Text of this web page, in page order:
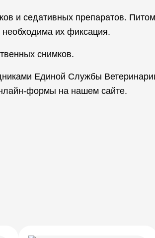
и седативных препаратов.
необходима их фиксация.
снимков.
Единой Службы
формы на нашем сайте.